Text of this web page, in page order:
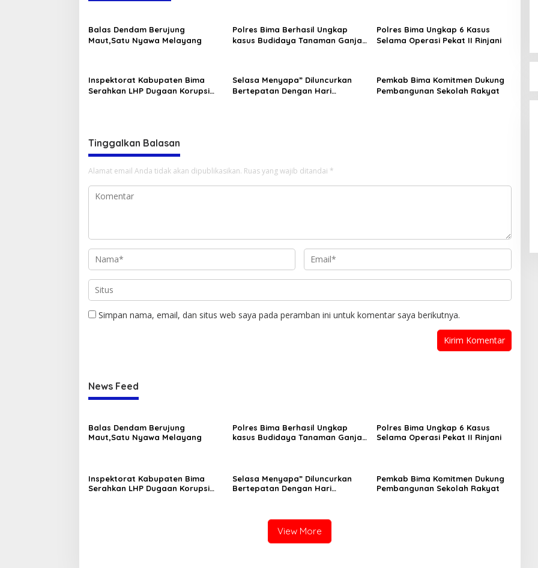
Balas Dendam Berujung
Maut,Satu Nyawa Melayang
Polres Bima Berhasil Ungkap
kasus Budidaya Tanaman Ganja,
Polres Bima Ungkap 6 Kasus
Selama Operasi Pekat II Rinjani
Inspektorat Kabupaten Bima
Serahkan LHP Dugaan Korupsi
Selasa Menyapa” Diluncurkan
Bertepatan Dengan Hari
Pemkab Bima Komitmen Dukung
Pembangunan Sekolah Rakyat
Tinggalkan Balasan
Alamat email Anda tidak akan dipublikasikan. Ruas yang wajib ditandai *
Simpan nama, email, dan situs web saya pada peramban ini untuk komentar saya berikutnya.
News Feed
Balas Dendam Berujung
Maut,Satu Nyawa Melayang
Polres Bima Berhasil Ungkap
kasus Budidaya Tanaman Ganja,
Polres Bima Ungkap 6 Kasus
Selama Operasi Pekat II Rinjani
Inspektorat Kabupaten Bima
Serahkan LHP Dugaan Korupsi
Selasa Menyapa” Diluncurkan
Bertepatan Dengan Hari
Pemkab Bima Komitmen Dukung
Pembangunan Sekolah Rakyat
View More
Serap Aspirasi